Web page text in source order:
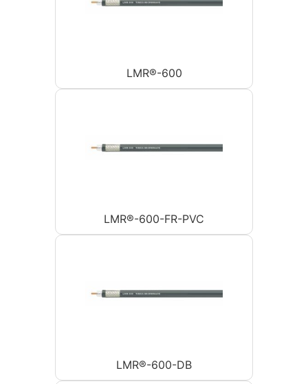
LMR®-600
LMR®-600-FR-PVC
LMR®-600-DB